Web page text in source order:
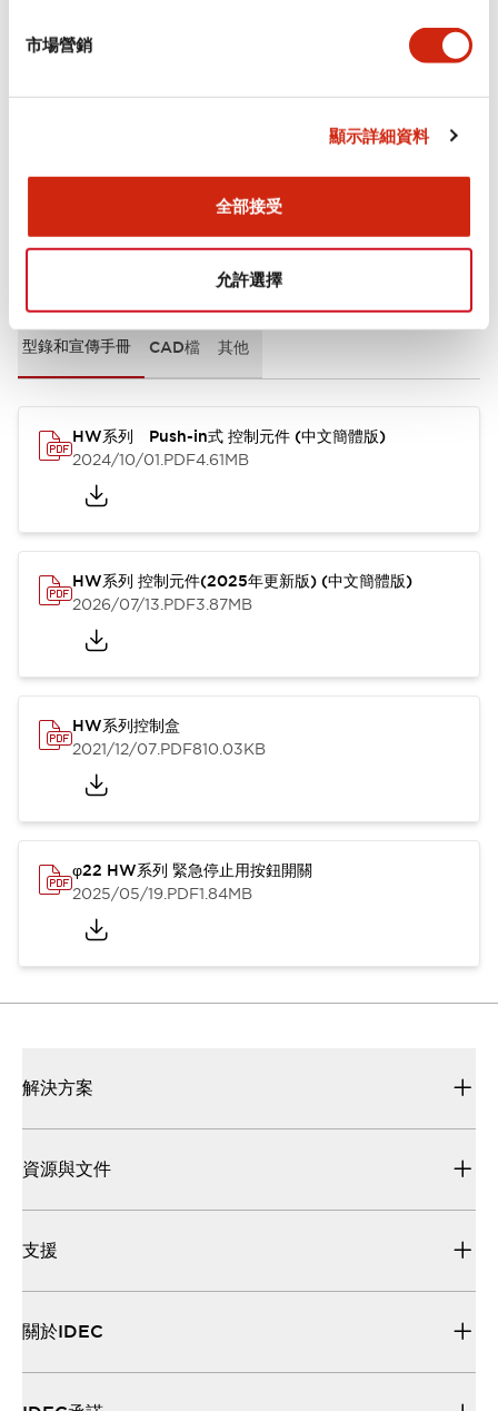
市場營銷
顯示詳細資料
全部接受
允許選擇
型錄和宣傳手冊 CAD檔 其他
HW系列 Push-in式 控制元件 (中文簡體版)
2024/10/01.PDF4.61MB
HW系列 控制元件(2025年更新版) (中文簡體版)
2026/07/13.PDF3.87MB
HW系列控制盒
2021/12/07.PDF810.03KB
φ22 HW系列 緊急停止用按鈕開關
2025/05/19.PDF1.84MB
解決方案
資源與文件
支援
關於IDEC